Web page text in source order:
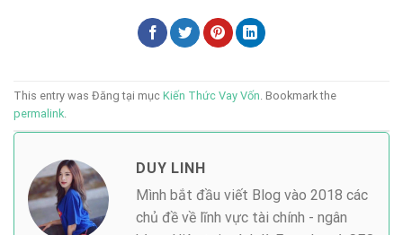
This entry was Đăng tại mục Kiến Thức Vay Vốn. Bookmark the
permalink.
DUY LINH
Mình bắt đầu viết Blog vào 2018 các
chủ đề về lĩnh vực tài chính - ngân